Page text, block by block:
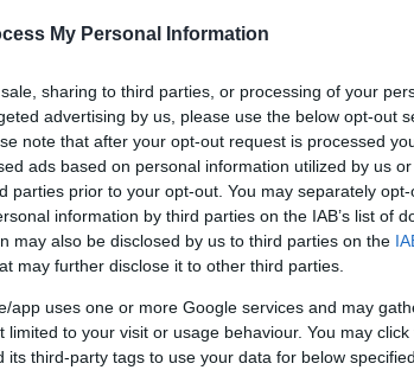
My Personal Information
sharing to third parties, or processing of your
advertising by us, please use the below opt-out
note that after your opt-out request is processed
ads based on personal information utilized by us
parties prior to your opt-out. You may separately
information by third parties on the IAB’s list of
may also be disclosed by us to third parties on the
may further disclose it to other third parties.
app uses one or more Google services and may
limited to your visit or usage behaviour. You may
its third-party tags to use your data for below
να μετατρέψουν ένα ταξίδι σε
σημαντικό να γνωρίζουμε τα
Η Ένωση Εργαζομένων Καταναλωτών
πρέπει να γνωρίζουμε πριν
το ευρωπαϊκό νομικό πλαίσιο
επιβατών ισχύουν σε συγκεκριμένες
εταιρείας. Ειδικότερα, το